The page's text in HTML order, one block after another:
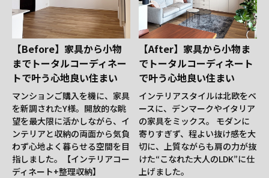
【Before】家具から小物
までトータルコーディネー
トで叶う心地良い住まい
マンションご購入を機に、家具
を新調されたY様。開放的な眺
望を最大限に活かしながら、イ
ンテリアと収納の両面から気負
わず心地よく暮らせる空間を目
指しました。【インテリアコー
ディネート+整理収納】
【After】家具から小物ま
でトータルコーディネート
で叶う心地良い住まい
インテリアスタイルは北欧をベ
ースに、デンマークやイタリア
の家具をミックス。 モダンに
寄りすぎず、程よい抜け感を大
切に、上質ながらも肩の力が抜
けた“こなれた大人のLDK”に仕
上げました。